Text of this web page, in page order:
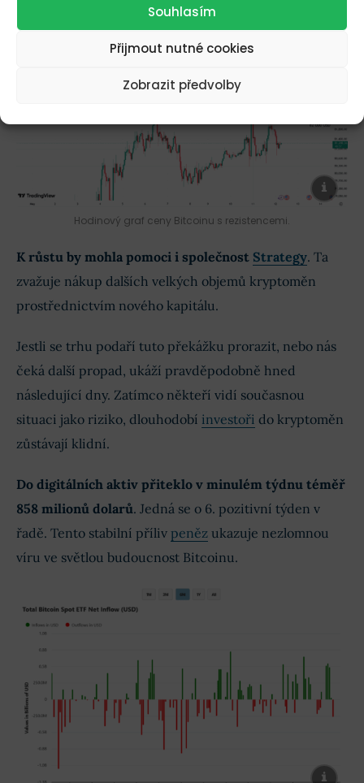
Souhlasím
Přijmout nutné cookies
Zobrazit předvolby
podle nich je další výzvou především cenová hladina
84 000 dolarů.
Hodinový graf ceny Bitcoinu s rezistencemi.
K růstu by mohla pomoci i společnost Strategy. Ta
zvažuje nákup dalších velkých objemů kryptoměn
prostřednictvím nového kapitálu.
Jestli se trhu podaří tuto překážku prorazit, nebo nás
čeká další propad, ukáží pravděpodobně hned
následující dny. Zatímco někteří vidí současnou
situaci jako riziko, dlouhodobí investoři do kryptoměn
zůstávají klidní.
Do digitálních aktiv přiteklo v minulém týdnu téměř
858 milionů dolarů. Jedná se o 6. pozitivní týden v
řadě. Tento stabilní příliv peněz ukazuje nezlomnou
víru ve světlou budoucnost Bitcoinu.